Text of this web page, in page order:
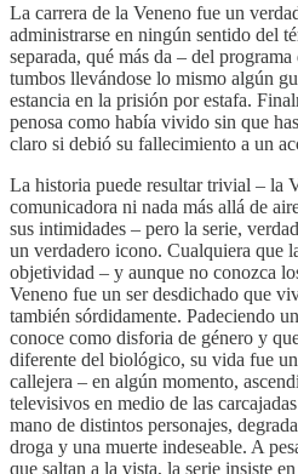
La carrera de la Veneno fue un
administrarse en ningún sentido del
separada, qué más da – del
tumbos llevándose lo mismo algún
estancia en la prisión por estafa.
penosa como había vivido sin que
claro si debió su fallecimiento a un
La historia puede resultar trivial – la
comunicadora ni nada más allá de
sus intimidades – pero la serie,
un verdadero icono. Cualquiera que
objetividad – y aunque no conozca
Veneno fue un ser desdichado que
también sórdidamente. Padeciendo
conoce como disforia de género y
diferente del biológico, su vida fue
callejera – en algún momento,
televisivos en medio de las
mano de distintos personajes,
droga y una muerte indeseable. A
que saltan a la vista, la serie insiste